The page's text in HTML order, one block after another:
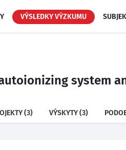
VÝSLEDKY VÝZKUMU
system
(3) VÝSKYTY(3)